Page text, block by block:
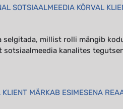
SOTSIAALMEEDIA KÕRVAL
selgitada, millist rolli mängib
sotsiaalmeedia kanalites
MÄRKAB ESIMESENA